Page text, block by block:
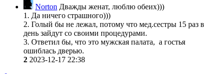
Norton Дважды женат, люблю обеих)))
1. Да ничего страшного)))
2. Голый бы не лежал, потому что мед.сестры 15 раз в
день зайдут со своими процедурами.
3. Ответил бы, что это мужская палата, а гостья
ошиблась дверью.
2 2023-12-17 22:38